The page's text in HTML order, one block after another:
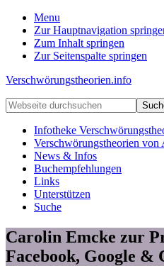
Menu
Zur Hauptnavigation
Zum Inhalt springen
Zur Seitenspalte springen
Verschwörungstheorien.info
Beiträge
zu
Merkmalen,
Funktionen
Risiken
konspirationistischen
Denkens
Webseite
durchsuchen
Infotheke
Verschwörungstheorien von
News & Infos
Buchempfehlungen
Links
Unterstützen
Suche
Carolin Emcke zur
Facebook, Google &